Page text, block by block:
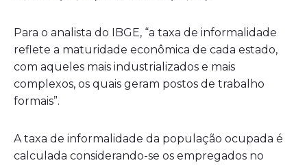
Para o analista do IBGE, “a taxa de informalidade
reflete a maturidade econômica de cada estado,
com aqueles mais industrializados e mais
complexos, os quais geram postos de trabalho
formais”.
A taxa de informalidade da população ocupada é
calculada considerando-se os empregados no